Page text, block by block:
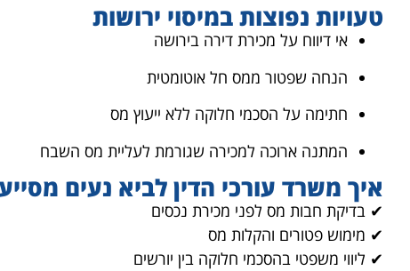
טעויות נפוצות במיסוי ירושות
אי דיווח על מכירת דירה בירושה
הנחה שפטור ממס חל אוטומטית
חתימה על הסכמי חלוקה ללא ייעוץ מס
המתנה ארוכה למכירה שגורמת לעליית מס השבח
איך משרד עורכי הדין לביא נעים
✔ בדיקת חבות מס לפני מכירת נכסים
✔ מימוש פטורים והקלות מס
✔ ליווי משפטי בהסכמי חלוקה בין יורשים